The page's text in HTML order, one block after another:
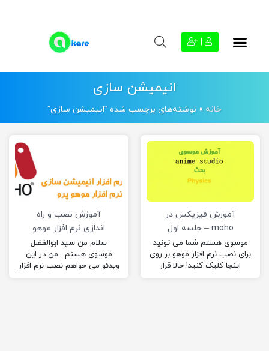
انیمیشن سازی
خانه » نوشته‌های برچسب شده “انیمیشن سازی”
آموزش فیزیکس در
moho – جلسه اول
موسوی هستم شما می تونید
برای نصب نرم افزار موهو بر روی
اینجا کلیک کنید! حالا قرار
آموزش نصب و راه
اندازی نرم افزار موهو
سلام من سید ابوالفضل
موسوی هستم . من در این
ویدئو می خواهم نصب نرم افزار